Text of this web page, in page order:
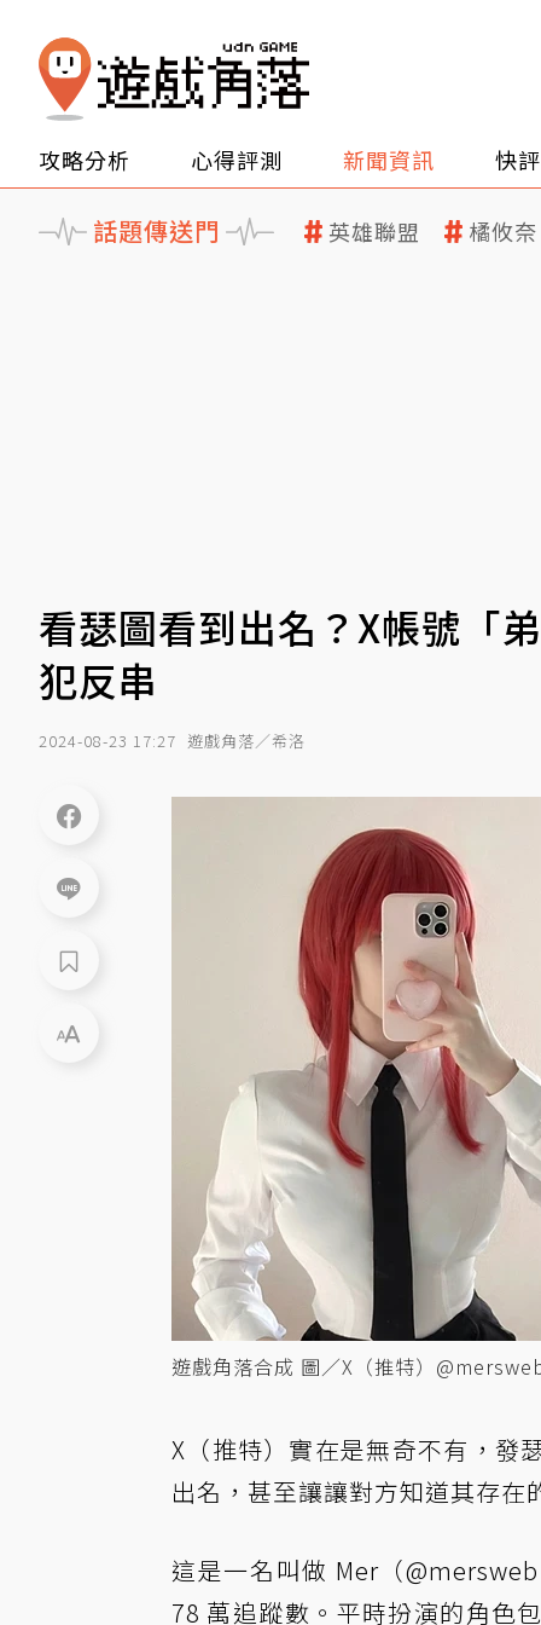
攻略分析 心得評測 新聞資訊 快
話題傳送門 英雄聯盟 橘攸奈
看瑟圖看到出名？X帳號「
犯反串
2024-08-23 17:27 遊戲角落／希洛
遊戲角落合成 圖／X（推特）
X（推特）實在是無奇不有，發
出名，甚至讓讓對方知道其存在
這是一名叫做 Mer（
78 萬追蹤數。平時扮演的角色